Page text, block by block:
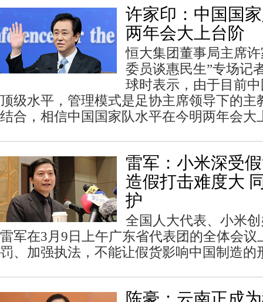
许家印：中国国
两年会大上台阶
恒大集团董事局主席
委员谈惠民生”专场记
球时表示，由于目前
顶级水平，管理模式是足协主席领导下的主
结合，相信中国国家队水平在今明两年会大
雷军：小米深受
造假打击难度大
护
全国人大代表、小米
雷军在3月9日上午广东省代表团的全体会议
罚、加强执法，不能让假货影响中国制造的